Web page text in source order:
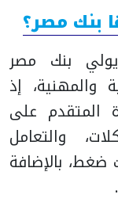
بنك مصر؟
بنك مصر
والمهنية، إذ
المتقدم على
والتعامل
ضغط، بالإضافة